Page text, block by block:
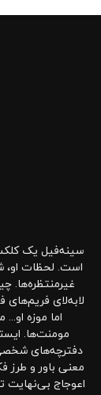
سینه‌فیل یک
است. لحظات او،
غیرمنتظره‌ها.
لابه‌لای
اما موزه
مومنت‌ها.
دفترچه‌های
معنی باور و طرز
اعوجاج بی‌نهایت